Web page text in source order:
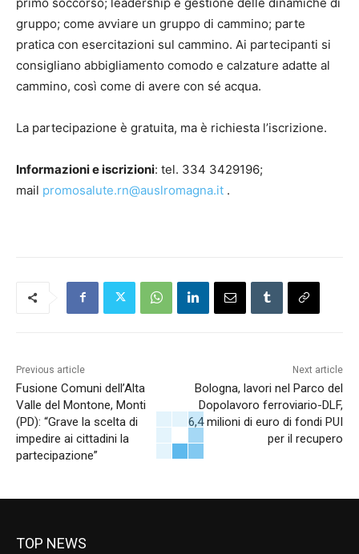
gruppo; come avviare un gruppo di cammino; parte
pratica con esercitazioni sul cammino. Ai partecipanti si
consigliano abbigliamento comodo e calzature adatte al
cammino, così come di avere con sé acqua.
La partecipazione è gratuita, ma è richiesta l’iscrizione.
Informazioni e iscrizioni: tel. 334 3429196;
mail promosalute.rn@auslromagna.it .
Previous article
Fusione Comuni dell’Alta
Valle del Montone, Monti
(PD): “Grave la scelta di
impedire ai cittadini la
partecipazione”
Next article
Bologna, lavori nel Parco del
Dopolavoro ferroviario-DLF,
6,4 milioni di euro di fondi PUI
per il recupero
TOP NEWS